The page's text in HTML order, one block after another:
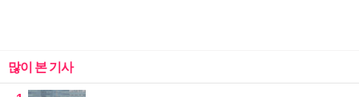
많이 본 기사